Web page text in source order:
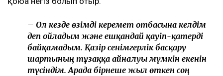
– Ол кезде өзімді керемет отбасына келдім
деп ойладым және ешқандай қауіп-қатерді
байқамадым. Қазір сенімгерлік басқару
шартының тұзаққа айналуы мүмкін екенін
түсіндім. Арада бірнеше жыл өткен соң